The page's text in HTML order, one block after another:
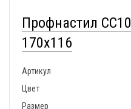
Профнастил
170х116
Артикул
Цвет
Размер